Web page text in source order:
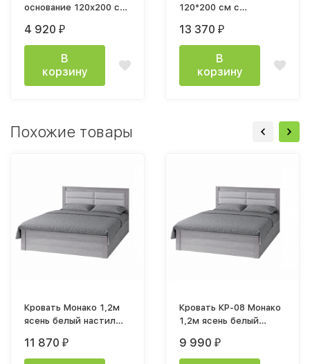
основание 120х200 см
4 920 ₽
В
корзину
120*200 см с
и подъемным
механизмом
13 370 ₽
В
корзину
Похожие товары
Кровать Монако 1,2м
ясень белый настил
11 870 ₽
Кровать КР-08 Монако
1,2м ясень белый
9 990 ₽